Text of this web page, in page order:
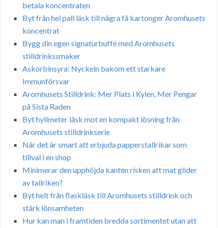
betala koncentraten
Byt från hel pall läsk till några få kartonger Aromhusets
koncentrat
Bygg din egen signaturbuffé med Aromhusets
stilldrinkssmaker
Askorbinsyra: Nyckeln bakom ett starkare
Immunförsvar
Aromhusets Stilldrink: Mer Plats i Kylen, Mer Pengar
på Sista Raden
Byt hyllmeter läsk mot en kompakt lösning från
Aromhusets stilldrinkserie
När det är smart att erbjuda papperstallrikar som
tillval i en shop
Minimerar den upphöjda kanten risken att mat glider
av tallriken?
Byt helt från flaskläsk till Aromhusets stilldrink och
stärk lönsamheten
Hur kan man i framtiden bredda sortimentet utan att